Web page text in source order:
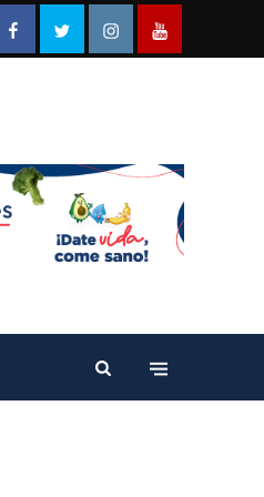
FacebookTwitterInstagramYouTube